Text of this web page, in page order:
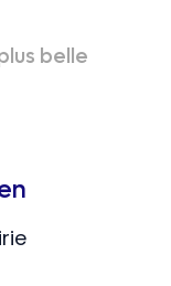
belle